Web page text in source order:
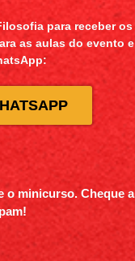
para receber os
as aulas do evento e
o minicurso. Cheque a